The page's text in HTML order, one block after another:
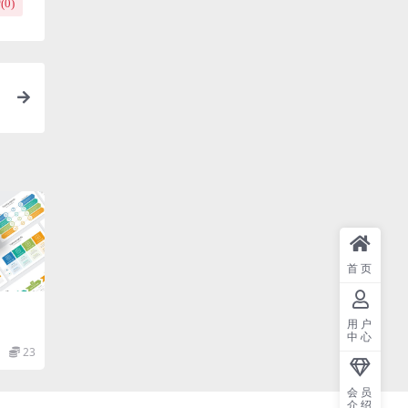
0)
23
首页
用户
中心
会员
介绍